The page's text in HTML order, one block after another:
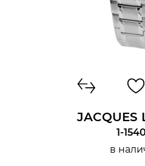
JACQUES
1-
в